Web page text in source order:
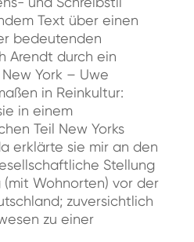
Text über einen
bedeutenden
Arendt durch ein
York – Uwe
in Reinkultur:
in einem
Teil New Yorks
erklärte sie mir an den
Stellung
Wohnorten) vor der
zuversichtlich
zu einer